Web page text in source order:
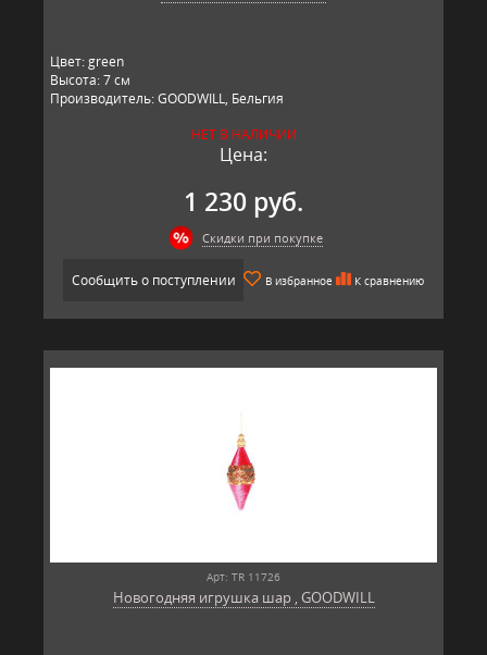
Цвет: green
Высота: 7 см
Производитель: GOODWILL, Бельгия
НЕТ В НАЛИЧИИ
Цена:
1 230 руб.
Скидки при покупке
Сообщить о поступлении В избранное К сравнению
Арт: TR 11726
Новогодняя игрушка шар , GOODWILL